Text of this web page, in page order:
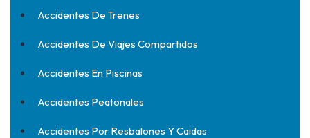
Accidentes De Trenes
Accidentes De Viajes Compartidos
Accidentes En Piscinas
Accidentes Peatonales
Accidentes Por Resbalones Y Caidas